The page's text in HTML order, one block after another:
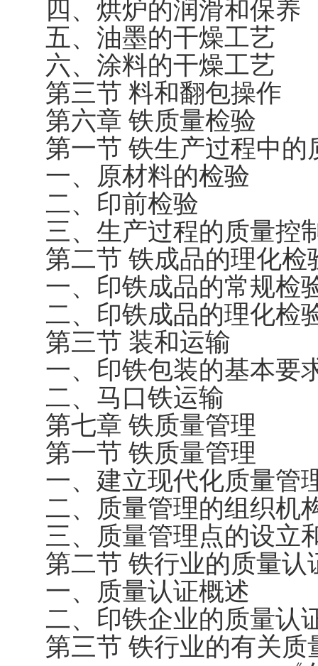
四、烘炉的润滑和保养
五、油墨的干燥工艺
六、涂料的干燥工艺
第三节 料和翻包操作
第六章 铁质量检验
第一节 铁生产过程中的
一、原材料的检验
二、印前检验
三、生产过程的质量控
第二节 铁成品的理化检
一、印铁成品的常规检
二、印铁成品的理化检
第三节 装和运输
一、印铁包装的基本要
二、马口铁运输
第七章 铁质量管理
第一节 铁质量管理
一、建立现代化质量管
二、质量管理的组织机
三、质量管理点的设立
第二节 铁行业的质量认
一、质量认证概述
二、印铁企业的质量认
第三节 铁行业的有关质